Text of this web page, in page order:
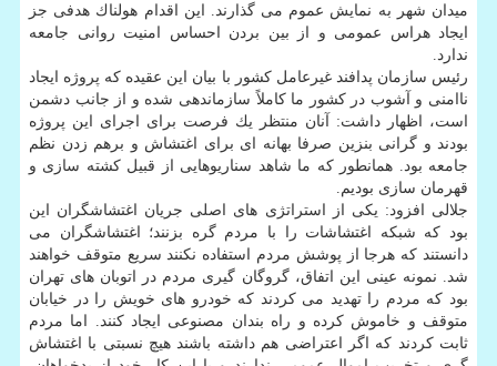
میدان شهر به نمایش عموم می گذارند. این اقدام هولناك هدفی جز
ایجاد هراس عمومی و از بین بردن احساس امنیت روانی جامعه
ندارد.
رئیس سازمان پدافند غیرعامل كشور با بیان این عقیده كه پروژه ایجاد
ناامنی و آشوب در كشور ما كاملاً سازماندهی شده و از جانب دشمن
است، اظهار داشت: آنان منتظر یك فرصت برای اجرای این پروژه
بودند و گرانی بنزین صرفا بهانه ای برای اغتشاش و برهم زدن نظم
جامعه بود. همانطور كه ما شاهد سناریوهایی از قبیل كشته سازی و
قهرمان سازی بودیم.
جلالی افزود: یكی از استراتژی های اصلی جریان اغتشاشگران این
بود كه شبكه اغتشاشات را با مردم گره بزنند؛ اغتشاشگران می
دانستند كه هرجا از پوشش مردم استفاده نكنند سریع متوقف خواهند
شد. نمونه عینی این اتفاق، گروگان گیری مردم در اتوبان های تهران
بود كه مردم را تهدید می كردند كه خودرو های خویش را در خیابان
متوقف و خاموش كرده و راه بندان مصنوعی ایجاد كنند. اما مردم
ثابت كردند كه اگر اعتراضی هم داشته باشند هیچ نسبتی با اغتشاش